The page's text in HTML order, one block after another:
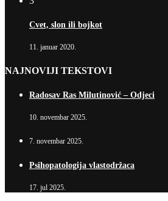
Cvet, slon ili bojkot
11. januar 2020.
NAJNOVIJI TEKSTOVI
Radosav Ras Milutinović – Odjeci
10. novembar 2025.
7. novembar 2025.
Psihopatologija vlastodržaca
17. jul 2025.